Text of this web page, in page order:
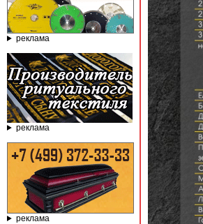
реклама
реклама
реклама